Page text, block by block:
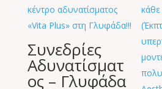
Συνεδρίες
Αδυνατίσματ
ος – Γλυφάδα